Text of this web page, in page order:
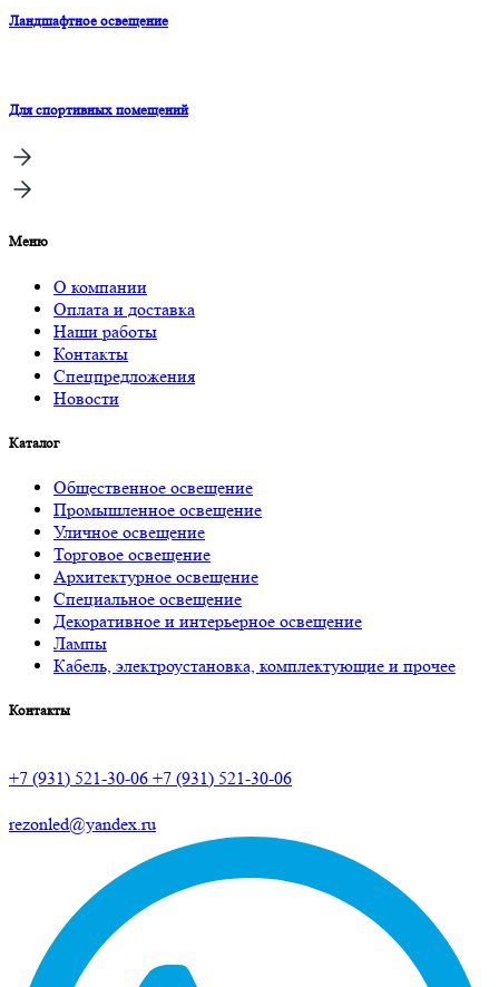
Ландшафтное освещение
Для спортивных помещений
Меню
О компании
Оплата и доставка
Наши работы
Контакты
Спецпредложения
Новости
Каталог
Общественное освещение
Промышленное освещение
Уличное освещение
Торговое освещение
Архитектурное освещение
Специальное освещение
Декоративное и интерьерное освещение
Лампы
Кабель, электроустановка, комплектующие и прочее
Контакты
+7 (931) 521-30-06 +7 (931) 521-30-06
rezonled@yandex.ru